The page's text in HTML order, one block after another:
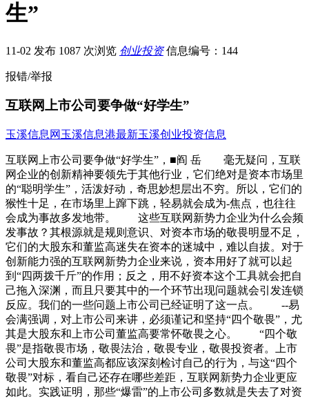
生”
11-02 发布 1087 次浏览 创业投资 信息编号：144
报错/举报
互联网上市公司要争做“好学生”
玉溪信息网 玉溪信息港最新玉溪创业投资信息
互联网上市公司要争做“好学生”，■阎 岳 毫无疑问，互联
网企业的创新精神要领先于其他行业，它们绝对是资本市场里
的“聪明学生”，活泼好动，奇思妙想层出不穷。所以，它们的
猴性十足，在市场里上蹿下跳，轻易就会成为-焦点，也往往
会成为事故多发地带。 这些互联网新势力企业为什么会频
发事故？其根源就是规则意识、对资本市场的敬畏明显不足，
它们的大股东和董监高迷失在资本的迷城中，难以自拔。对于
创新能力强的互联网新势力企业来说，资本用好了就可以起
到“四两拨千斤”的作用；反之，用不好资本这个工具就会把自
己拖入深渊，而且只要其中的一个环节出现问题就会引发连锁
反应。我们的一些问题上市公司已经证明了这一点。 --易
会满强调，对上市公司来讲，必须谨记和坚持“四个敬畏”，尤
其是大股东和上市公司董监高要常怀敬畏之心。 “四个敬
畏”是指敬畏市场，敬畏法治，敬畏专业，敬畏投资者。上市
公司大股东和董监高都应该深刻检讨自己的行为，与这“四个
敬畏”对标，看自己还存在哪些差距，互联网新势力企业更应
如此。实践证明，那些“爆雷”的上市公司多数就是失去了对资